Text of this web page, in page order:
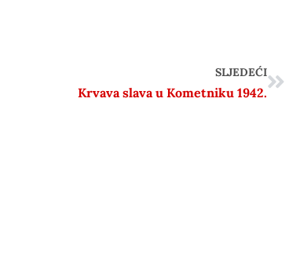
SLJEDEĆI
Krvava slava u Kometniku 1942.